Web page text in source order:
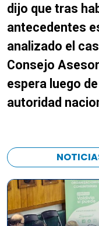
dijo que tras
antecedentes
analizado el
Consejo
espera luego
autoridad